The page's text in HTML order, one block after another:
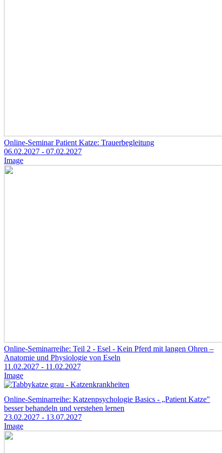
Online-Seminar Patient Katze: Trauerbegleitung
06.02.2027 - 07.02.2027
Image
Online-Seminarreihe: Teil 2 - Esel - Kein Pferd mit langen Ohren –
Anatomie und Physiologie von Eseln
11.02.2027 - 11.02.2027
Image
Online-Seminarreihe: Katzenpsychologie Basics - „Patient Katze"
besser behandeln und verstehen lernen
23.02.2027 - 13.07.2027
Image